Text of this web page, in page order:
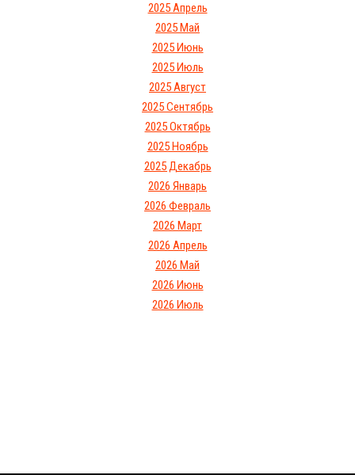
2025 Апрель
2025 Май
2025 Июнь
2025 Июль
2025 Август
2025 Сентябрь
2025 Октябрь
2025 Ноябрь
2025 Декабрь
2026 Январь
2026 Февраль
2026 Март
2026 Апрель
2026 Май
2026 Июнь
2026 Июль